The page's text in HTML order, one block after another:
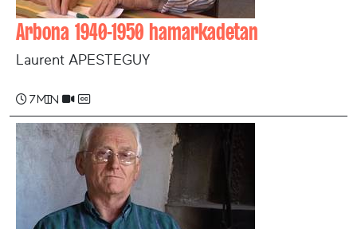
Arbona 1940-1950 hamarkadetan
Laurent APESTEGUY
7 min